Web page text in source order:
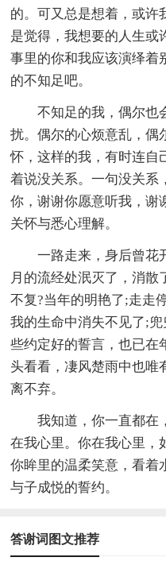
的。可又总是想着，或许
是觉得，我想要的人生或
事里的你和我应该演绎着
的不知足吧。
不知足的我，偶尔也
扰。偶尔的心烦意乱，偶
怀，这样的我，有时连自
着说没关系。一句没关系
你，谢谢你愿意听我，谢
关怀与悉心理解。
一路走来，身后曾花
月的流经处泯灭了，消
不复?当年的明艳了;走走
我的生命中消失不见了;
些约定好的誓言，也已在
头看看，凄风楚雨中也唯
离不弃。
我知道，你一直都在
在我心里。你在我心里，
你眸里的温柔笑意，看着
与子成悦的誓约。
答谢词图文推荐